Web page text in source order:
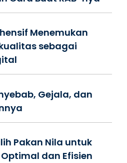
Menemukan
sebagai
Gejala, dan
Pakan Nila untuk
dan Efisien